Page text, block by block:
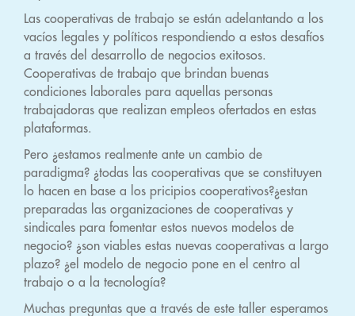
Las cooperativas de trabajo se están adelantando a los
vacíos legales y políticos respondiendo a estos desafíos
a través del desarrollo de negocios exitosos.
Cooperativas de trabajo que brindan buenas
condiciones laborales para aquellas personas
trabajadoras que realizan empleos ofertados en estas
plataformas.
Pero ¿estamos realmente ante un cambio de
paradigma? ¿todas las cooperativas que se constituyen
lo hacen en base a los pricipios cooperativos?¿estan
preparadas las organizaciones de cooperativas y
sindicales para fomentar estos nuevos modelos de
negocio? ¿son viables estas nuevas cooperativas a largo
plazo? ¿el modelo de negocio pone en el centro al
trabajo o a la tecnología?
Muchas preguntas que a través de este taller esperamos